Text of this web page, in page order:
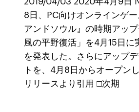
8日、PC向けオンラインゲ
アンドソウル』の時期アッ
風の平野復活」を4月15日に
を発表した。さらにアップ
トを、4月8日からオープン
リリースより引用 □次期